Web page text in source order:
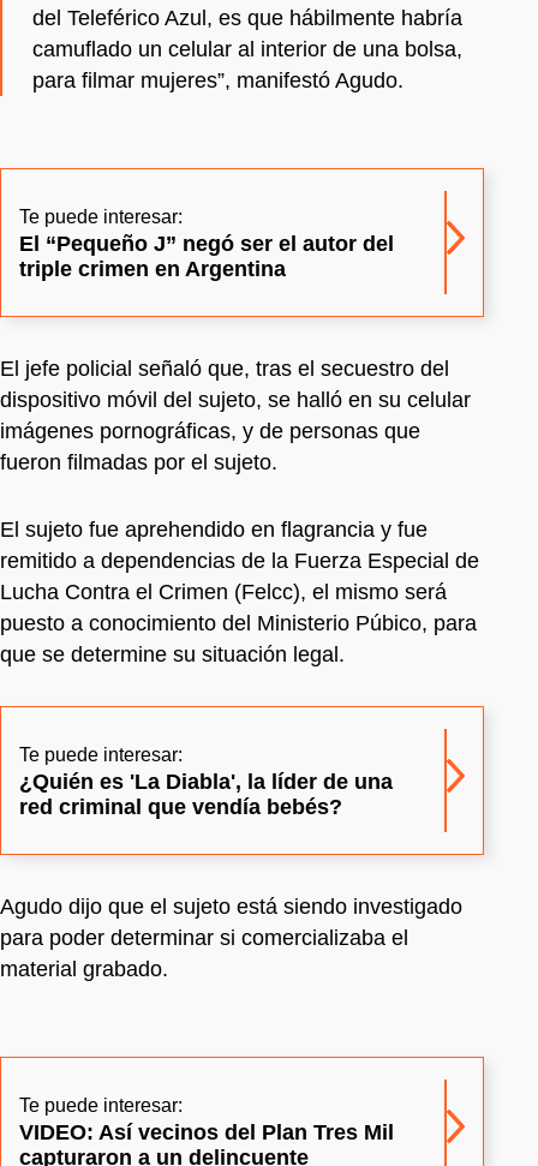
del Teleférico Azul, es que hábilmente habría
camuflado un celular al interior de una bolsa,
para filmar mujeres”, manifestó Agudo.
Te puede interesar:
El “Pequeño J” negó ser el autor del
triple crimen en Argentina
El jefe policial señaló que, tras el secuestro del
dispositivo móvil del sujeto, se halló en su celular
imágenes pornográficas, y de personas que
fueron filmadas por el sujeto.
El sujeto fue aprehendido en flagrancia y fue
remitido a dependencias de la Fuerza Especial de
Lucha Contra el Crimen (Felcc), el mismo será
puesto a conocimiento del Ministerio Púbico, para
que se determine su situación legal.
Te puede interesar:
¿Quién es 'La Diabla', la líder de una
red criminal que vendía bebés?
Agudo dijo que el sujeto está siendo investigado
para poder determinar si comercializaba el
material grabado.
Te puede interesar:
VIDEO: Así vecinos del Plan Tres Mil
capturaron a un delincuente